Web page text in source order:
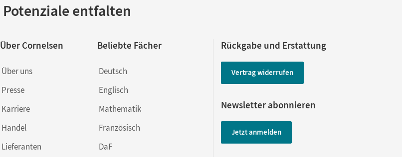
Potenziale entfalten
Über Cornelsen
Über uns
Presse
Karriere
Handel
Lieferanten
Beliebte Fächer
Deutsch
Englisch
Mathematik
Französisch
DaF
Rückgabe und Erstattung
Vertrag widerrufen
Newsletter abonnieren
Jetzt anmelden